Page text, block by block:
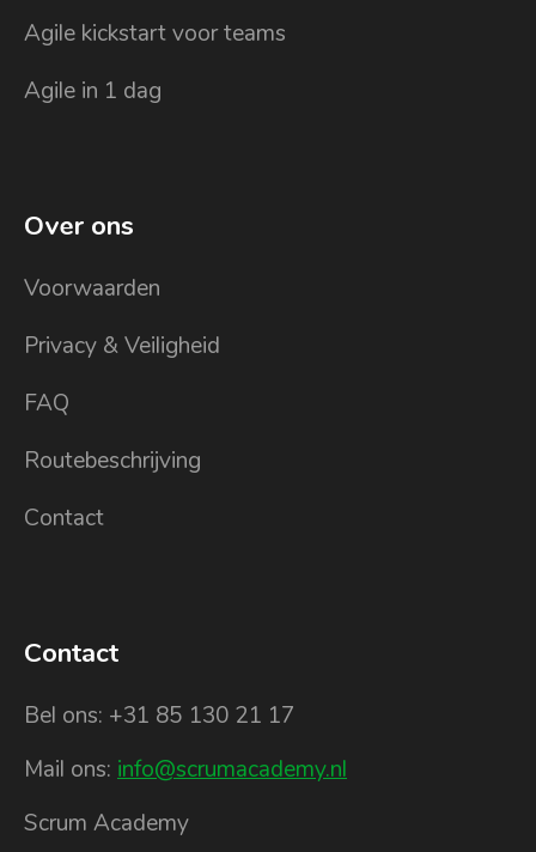
Agile kickstart voor teams
Agile in 1 dag
Over ons
Voorwaarden
Privacy & Veiligheid
FAQ
Routebeschrijving
Contact
Contact
Bel ons: +31 85 130 21 17
Mail ons: info@scrumacademy.nl
Scrum Academy